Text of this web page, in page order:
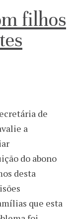
filhos
de
a
do abono
desta
que esta